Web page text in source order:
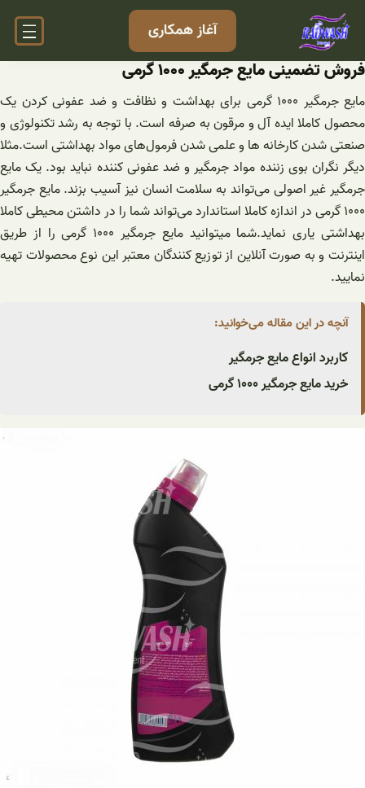
رفتن
آغاز همکاری
فروش تضمینی مایع جرمگیر ۱۰۰۰ گرمی
مایع جرمگیر ۱۰۰۰ گرمی برای بهداشت و نظافت و ضد عفونی کردن یک
محصول کاملا ایده آل و مرقون به صرفه است. با توجه به رشد تکنولوژی و
صنعتی شدن کارخانه ها و علمی شدن فرمول‌های مواد بهداشتی است.مثلا
دیگر نگران بوی زننده مواد جرمگیر و ضد عفونی کننده نباید بود. یک مایع
جرمگیر غیر اصولی می‌تواند به سلامت انسان نیز آسیب بزند. مایع جرمگیر
۱۰۰۰ گرمی در اندازه کاملا استاندارد می‌تواند شما را در داشتن محیطی کاملا
بهداشتی یاری نماید.شما میتوانید مایع جرمگیر ۱۰۰۰ گرمی را از طریق
اینترنت و به صورت آنلاین از توزیع کنندگان معتبر این نوع محصولات تهیه
نمایید.
آنچه در این مقاله می‌خوانید:
کاربرد انواع مایع جرمگیر
خرید مایع جرمگیر ۱۰۰۰ گرمی